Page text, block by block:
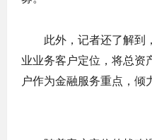
此外，记者还了解到
业业务客户定位，将总资
户作为金融服务重点，倾